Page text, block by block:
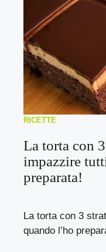
RICETTE
La torta con
impazzire
preparata!
La torta con 3
quando l’ho